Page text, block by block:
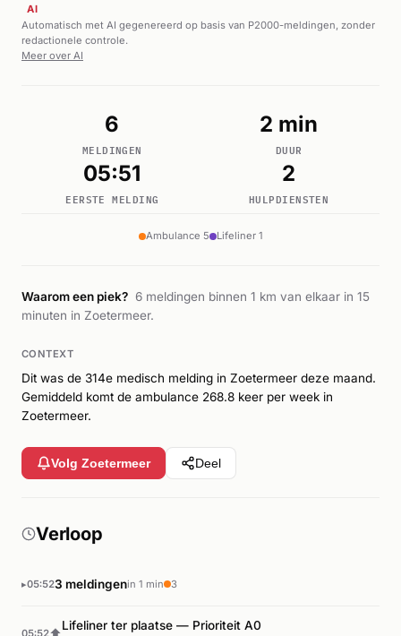
AI
Automatisch met AI gegenereerd op basis van P2000-meldingen, zonder
redactionele controle.
Meer over AI
6
MELDINGEN
2 min
DUUR
05:51
EERSTE MELDING
2
HULPDIENSTEN
Ambulance 5 Lifeliner 1
Waarom een piek? 6 meldingen binnen 1 km van elkaar in 15
minuten in Zoetermeer.
CONTEXT
Dit was de 314e medisch melding in Zoetermeer deze maand.
Gemiddeld komt de ambulance 268.8 keer per week in
Zoetermeer.
Volg Zoetermeer Deel
Verloop
05:523 meldingenin 1 min 3
05:52
Lifeliner ter plaatse — Prioriteit A0